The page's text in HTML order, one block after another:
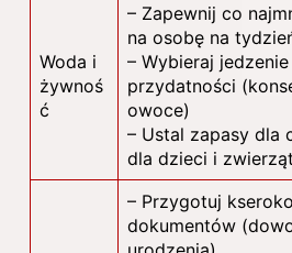
Woda i
żywnoś
ć
– Zapewnij co
na osobę na
– Wybieraj
przydatności
owoce)
– Ustal zapasy dla
dla dzieci i zwierząt
– Przygotuj
dokumentów